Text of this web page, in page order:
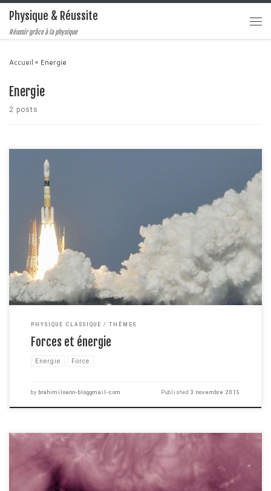
Physique & Réussite
Réussir grâce à la physique
Accueil » Energie
Energie
2 posts
Apres l'article dédié aux mouvements, il est logique de parler de forces et
d'énergie. On connait tous ces deux mots dans la vie quotidienne
notamment lorsqu'on parle de quelqu'un qui a de la force, c'est à dire qu'il
peut déplacer des objets lourds, ou encore de quelqu'un qui a de […]
PHYSIQUE CLASSIQUE THÈMES
Forces et énergie
Energie Force
by brahimiloann-bloggmail-com Published3 novembre 2015